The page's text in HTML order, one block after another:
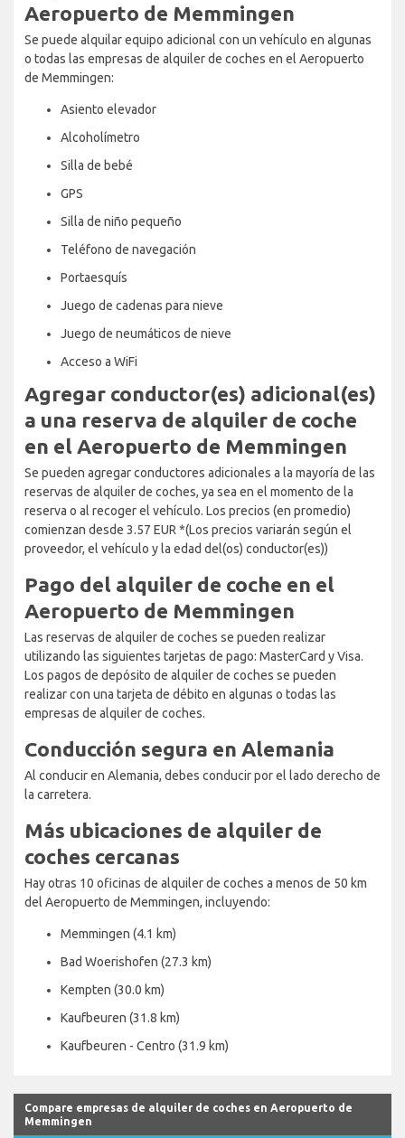
Aeropuerto de Memmingen
Se puede alquilar equipo adicional con un vehículo en algunas
o todas las empresas de alquiler de coches en el Aeropuerto
de Memmingen:
Asiento elevador
Alcoholímetro
Silla de bebé
GPS
Silla de niño pequeño
Teléfono de navegación
Portaesquís
Juego de cadenas para nieve
Juego de neumáticos de nieve
Acceso a WiFi
Agregar conductor(es) adicional(es)
a una reserva de alquiler de coche
en el Aeropuerto de Memmingen
Se pueden agregar conductores adicionales a la mayoría de las
reservas de alquiler de coches, ya sea en el momento de la
reserva o al recoger el vehículo. Los precios (en promedio)
comienzan desde 3.57 EUR *(Los precios variarán según el
proveedor, el vehículo y la edad del(os) conductor(es))
Pago del alquiler de coche en el
Aeropuerto de Memmingen
Las reservas de alquiler de coches se pueden realizar
utilizando las siguientes tarjetas de pago: MasterCard y Visa.
Los pagos de depósito de alquiler de coches se pueden
realizar con una tarjeta de débito en algunas o todas las
empresas de alquiler de coches.
Conducción segura en Alemania
Al conducir en Alemania, debes conducir por el lado derecho de
la carretera.
Más ubicaciones de alquiler de
coches cercanas
Hay otras 10 oficinas de alquiler de coches a menos de 50 km
del Aeropuerto de Memmingen, incluyendo:
Memmingen (4.1 km)
Bad Woerishofen (27.3 km)
Kempten (30.0 km)
Kaufbeuren (31.8 km)
Kaufbeuren - Centro (31.9 km)
Compare empresas de alquiler de coches en Aeropuerto de
Memmingen